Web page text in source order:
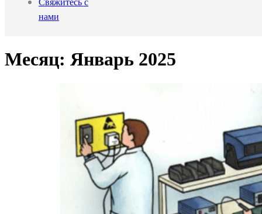
нами
Месяц: Январь 2025